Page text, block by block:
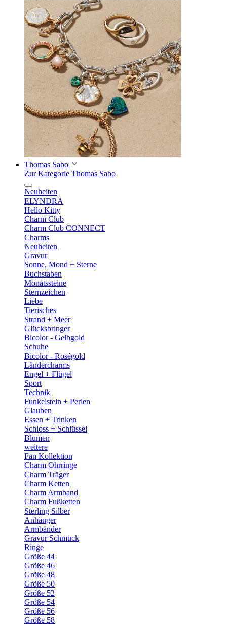
Thomas Sabo
Zur Kategorie Thomas Sabo
Neuheiten
ELYNDRA
Hello Kitty
Charm Club
Charm Club CONNECT
Charms
Neuheiten
Gravur
Sonne, Mond + Sterne
Buchstaben
Monatssteine
Sternzeichen
Liebe
Tierisches
Strand + Meer
Glücksbringer
Bicolor - Gelbgold
Schuhe
Bicolor - Roségold
Ländercharms
Engel + Flügel
Sport
Technik
Funkelstein + Perlen
Glauben
Essen + Trinken
Schloss + Schlüssel
Blumen
weitere
Fan Kollektion
Charm Ohrringe
Charm Träger
Charm Ketten
Charm Armband
Charm Fußketten
Sterling Silber
Anhänger
Armbänder
Gravur Schmuck
Ringe
Größe 44
Größe 46
Größe 48
Größe 50
Größe 52
Größe 54
Größe 56
Größe 58